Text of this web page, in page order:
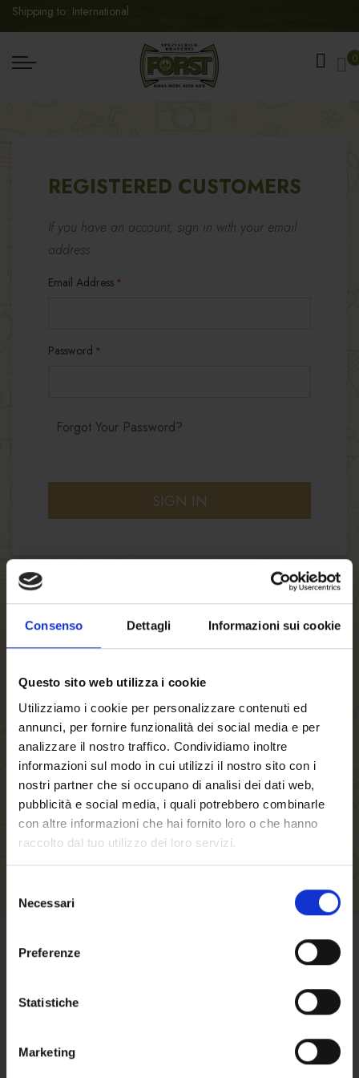
website. Are you of
legal drinking age?
Consenso Dettagli Informazioni sui cookie
Questo sito web utilizza i cookie
Utilizziamo i cookie per personalizzare contenuti ed
annunci, per fornire funzionalità dei social media e per
analizzare il nostro traffico. Condividiamo inoltre
informazioni sul modo in cui utilizzi il nostro sito con i
nostri partner che si occupano di analisi dei dati web,
pubblicità e social media, i quali potrebbero combinarle
con altre informazioni che hai fornito loro o che hanno
raccolto dal tuo utilizzo dei loro servizi.
delNecessari
Preferenze
Statistiche
Marketing
Shipping to: International
0
REGISTERED CUSTOMERS
If you have an account, sign in with your email
address.
Email Address
Password
SIGN IN
Forgot Your Password?
NEW CUSTOMERS
By creating an account with our store, you will
be able to move through the checkout process
faster, store multiple shipping addresses, view
and track your orders in your account and more.
CREATE AN ACCOUNT
Click hereto find out terms and conditions
Here theapproximate shipping costs